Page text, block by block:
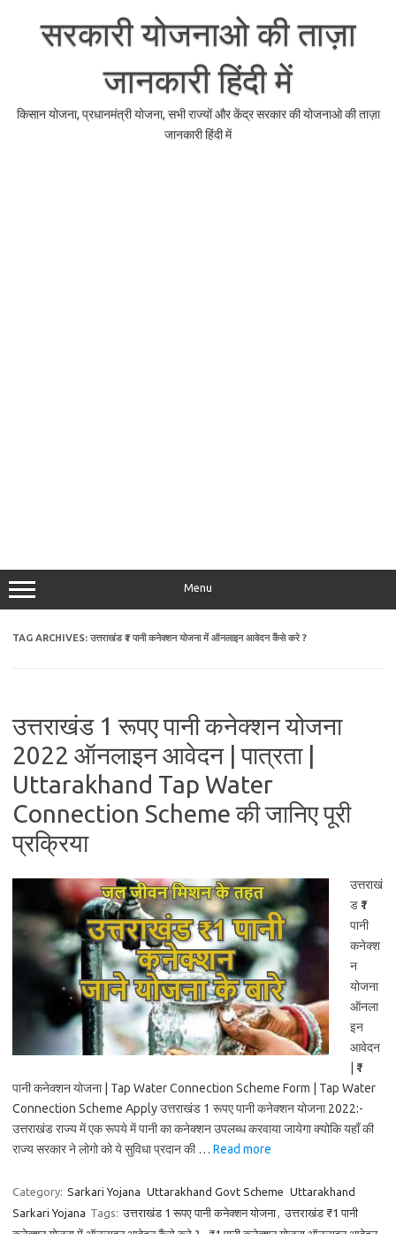
contentसरकारी योजनाओ की ताज़ा
जानकारी हिंदी में
किसान योजना, प्रधानमंत्री योजना, सभी राज्यों और केंद्र सरकार की योजनाओ की ताज़ा
जानकारी हिंदी में
Menu
TAG ARCHIVES: उत्तराखंड ₹1 पानी कनेक्शन योजना में ऑनलाइन आवेदन कैंसे करे ?
उत्तराखंड 1 रूपए पानी कनेक्शन योजना
2022 ऑनलाइन आवेदन | पात्रता |
Uttarakhand Tap Water
Connection Scheme की जानिए पूरी
प्रक्रिया
उत्तराखं
ड ₹1
पानी
कनेक्श
न
योजना
ऑनला
इन
आवेदन
| ₹1
पानी कनेक्शन योजना | Tap Water Connection Scheme Form | Tap Water
Connection Scheme Apply उत्तराखंड 1 रूपए पानी कनेक्शन योजना 2022:-
उत्तराखंड राज्य में एक रूपये में पानी का कनेक्शन उपलब्ध करवाया जायेगा क्योकि यहाँ की
राज्य सरकार ने लोगो को ये सुविधा प्रदान की … Read more
Category: Sarkari Yojana Uttarakhand Govt Scheme Uttarakhand
Sarkari Yojana Tags: उत्तराखंड 1 रूपए पानी कनेक्शन योजना, उत्तराखंड ₹1 पानी